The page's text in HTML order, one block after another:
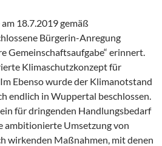
18.7.2019 gemäß
Bürgerin-Anregung
Gemeinschaftsaufgabe“ erinnert.
Klimaschutzkonzept für
Ebenso wurde der Klimanotstand
endlich in Wuppertal beschlossen.
für dringenden Handlungsbedarf
ambitionierte Umsetzung von
wirkenden Maßnahmen, mit denen